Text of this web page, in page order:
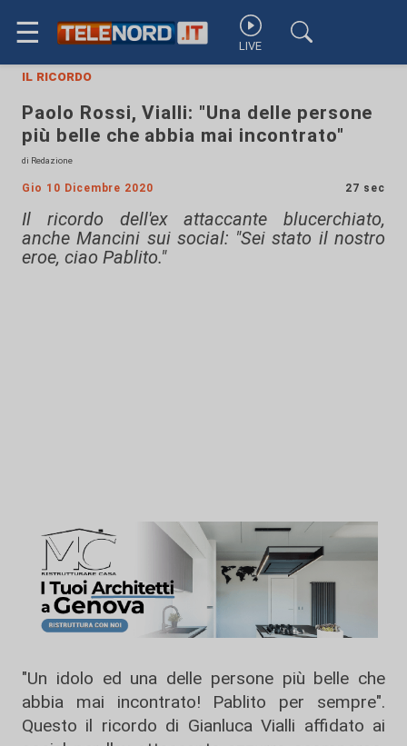
☰ LIVE
il ricordo
Paolo Rossi, Vialli: "Una delle persone
più belle che abbia mai incontrato"
di Redazione
Gio 10 Dicembre 2020 27 sec
Il ricordo dell'ex attaccante blucerchiato,
anche Mancini sui social: "Sei stato il nostro
eroe, ciao Pablito."
"Un idolo ed una delle persone più belle che
abbia mai incontrato! Pablito per sempre".
Questo il ricordo di Gianluca Vialli affidato ai